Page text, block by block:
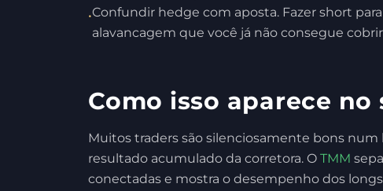
•Confundir hedge com aposta. Fazer short
alavancagem que você já não consegue
Como isso aparece
Muitos traders são silenciosamente bons
resultado acumulado da corretora. O TMM
conectadas e mostra o desempenho dos